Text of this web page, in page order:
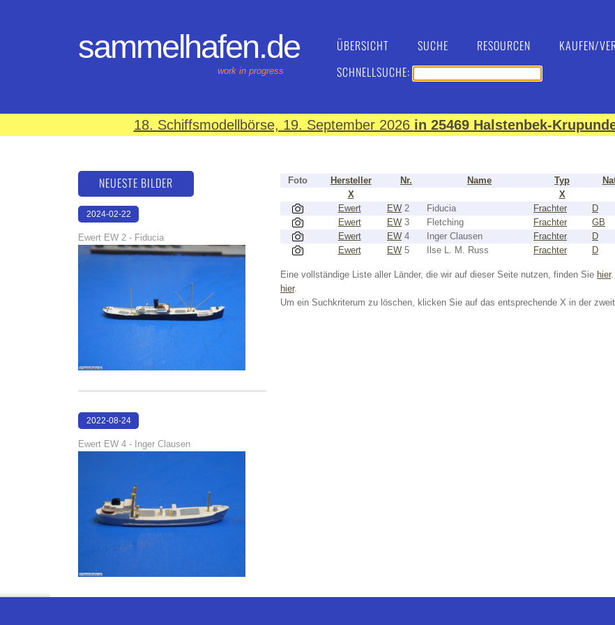
sammelhafen.de
work in progress
ÜBERSICHT SUCHE RESOURCEN KAUFEN/
SCHNELLSUCHE:
18. Schiffsmodellbörse, 19. September 2026 in 25469 Halstenbek-
Foto Hersteller Nr. Name Typ
X
X
Ewert
EW 2 Fiducia Frachter D
Ewert
EW 3 Fletching Frachter GB
Ewert
EW 4 Inger Clausen Frachter D
Ewert
EW 5 Ilse L. M. Russ Frachter D
Eine vollständige Liste aller Länder, die wir auf dieser Seite nutzen, finden Sie hier.
hier.
Um ein Suchkriterum zu löschen, klicken Sie auf das entsprechende X in der
NEUESTE BILDER
2024-02-22
Ewert EW 2 - Fiducia
2022-08-24
Ewert EW 4 - Inger Clausen